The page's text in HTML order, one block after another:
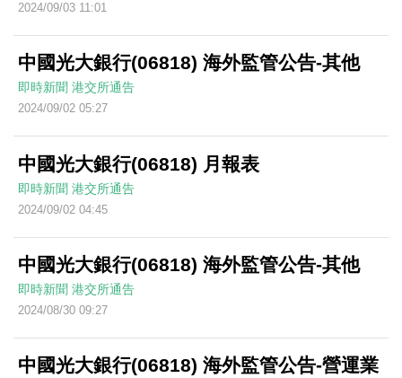
2024/09/03 11:01
中國光大銀行(06818) 海外監管公告-其他
即時新聞 港交所通告
2024/09/02 05:27
中國光大銀行(06818) 月報表
即時新聞 港交所通告
2024/09/02 04:45
中國光大銀行(06818) 海外監管公告-其他
即時新聞 港交所通告
2024/08/30 09:27
中國光大銀行(06818) 海外監管公告-營運業